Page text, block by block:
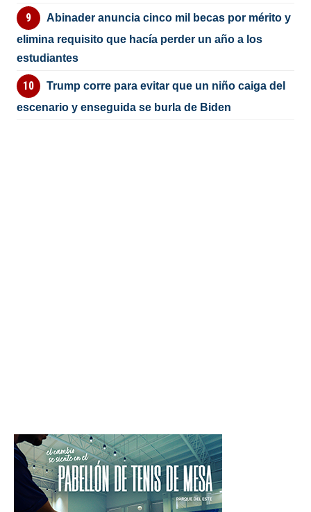
Abinader anuncia cinco mil becas por mérito y
elimina requisito que hacía perder un año a los
estudiantes
Trump corre para evitar que un niño caiga del
escenario y enseguida se burla de Biden